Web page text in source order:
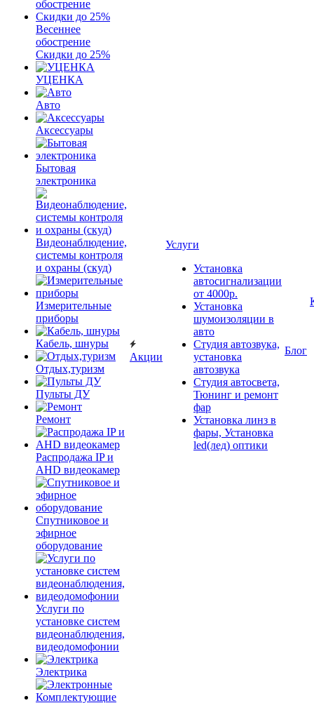
Весеннее
обострение
Скидки до 25%
УЦЕНКА
Авто
Аксессуары
Бытовая
электроника
Видеонаблюдение,
системы контроля
и охраны (скуд)
Измерительные
приборы
Кабель, шнуры
Отдых,туризм
Пульты ДУ
Ремонт
Распродажа IP и
AHD видеокамер
Спутниковое и
эфирное
оборудование
Услуги по
установке систем
видеонаблюдения,
видеодомофонии
Электрика
Акции
Услуги
Установка
автосигнализации
от 4000р.
Установка
шумоизоляции в
авто
Студия автозвука,
установка
автозвука
Студия автосвета,
Тюнинг и ремонт
фар
Установка линз в
фары, Установка
led(лед) оптики
Блог